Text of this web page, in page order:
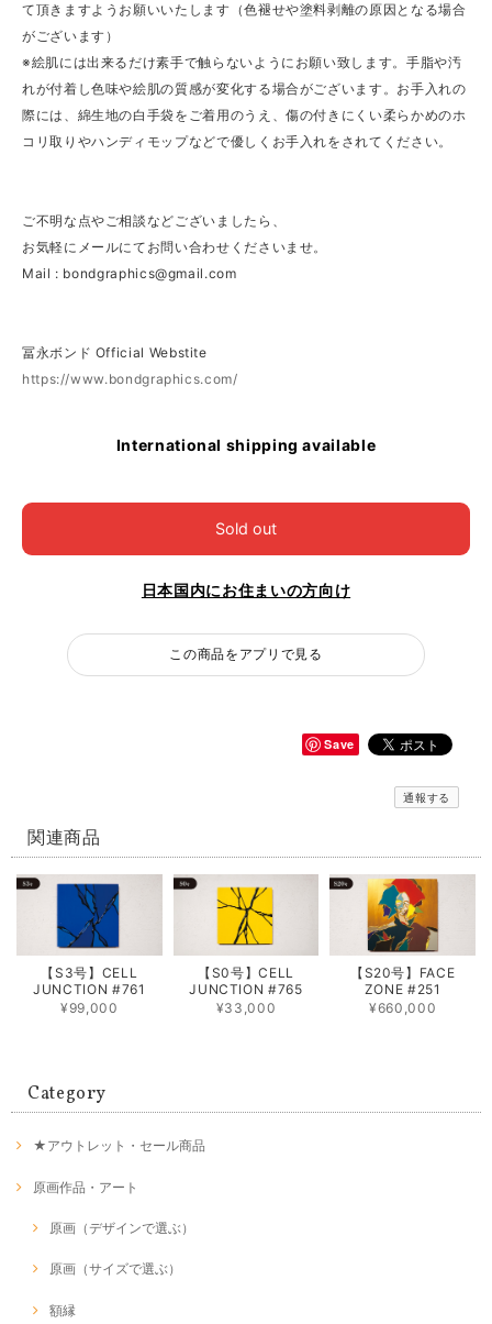
て頂きますようお願いいたします（色褪せや塗料剥離の原因となる場合
がございます）
※絵肌には出来るだけ素手で触らないようにお願い致します。手脂や汚
れが付着し色味や絵肌の質感が変化する場合がございます。お手入れの
際には、綿生地の白手袋をご着用のうえ、傷の付きにくい柔らかめのホ
コリ取りやハンディモップなどで優しくお手入れをされてください。
ご不明な点やご相談などございましたら、
お気軽にメールにてお問い合わせくださいませ。
Mail : bondgraphics@gmail.com
冨永ボンド Official Webstite
https://www.bondgraphics.com/
International shipping available
Sold out
日本国内にお住まいの方向け
この商品をアプリで見る
Save
通報する
関連商品
【S3号】CELL
JUNCTION #761
¥99,000
【S0号】CELL
JUNCTION #765
¥33,000
【S20号】FACE
ZONE #251
¥660,000
Category
★アウトレット・セール商品
原画作品・アート
原画（デザインで選ぶ）
原画（サイズで選ぶ）
額縁